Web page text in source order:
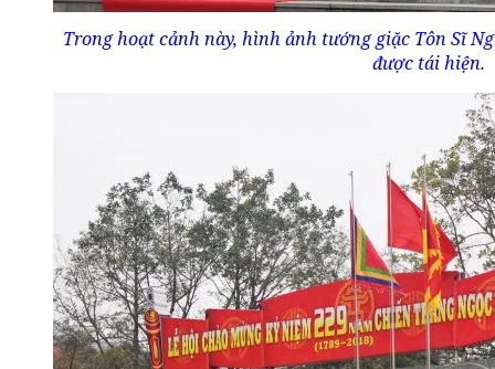
Trong hoạt cảnh này, hình ảnh tướng giặc Tôn Sĩ
được tái hiện.